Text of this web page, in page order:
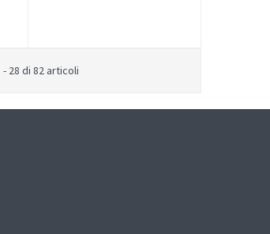
28 di 82 articoli